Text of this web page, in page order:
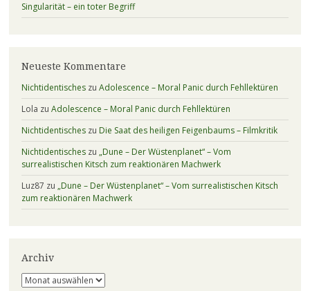
Singularität – ein toter Begriff
Neueste Kommentare
Nichtidentischeszu Adolescence – Moral Panic durch Fehllektüren
Lola zu Adolescence – Moral Panic durch Fehllektüren
Nichtidentischeszu Die Saat des heiligen Feigenbaums – Filmkritik
Nichtidentischeszu „Dune – Der Wüstenplanet“ – Vom
surrealistischen Kitsch zum reaktionären Machwerk
Luz87 zu „Dune – Der Wüstenplanet“ – Vom surrealistischen Kitsch
zum reaktionären Machwerk
Archiv
Archiv